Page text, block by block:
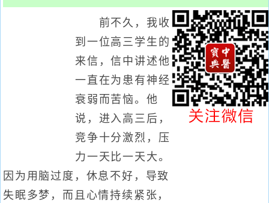
前不久，我收
到一位高三学生的
来信，信中讲述他
一直在为患有神经
衰弱而苦恼。他
说，进入高三后，
竞争十分激烈，压
力一天比一天大。
因为用脑过度，休息不好，导致
失眠多梦，而且心情持续紧张，